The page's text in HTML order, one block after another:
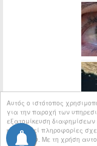
Αυτός ο ιστότοπος
για την παροχή των
εξατομίκευση
κοινοποιεί πληροφορίες
ιστότοπου. Με τη χρήση
© 2026 Tribune.gr All rights